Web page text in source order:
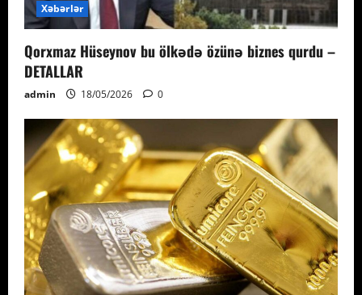
Xəbərlər
Qorxmaz Hüseynov bu ölkədə özünə biznes qurdu –
DETALLAR
admin 18/05/2026 0